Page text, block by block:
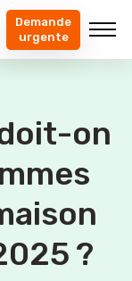
Demande
urgente
doit-on
?